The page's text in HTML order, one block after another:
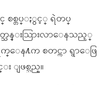
င္ စစ္တပ္ႏွင့္ ရဲတပ္
တ္သန္းသြားလာေနသည့္
ရက္ေန႔က စတင္ကာ ရွာေဖြ
ျဖစ္သည္။